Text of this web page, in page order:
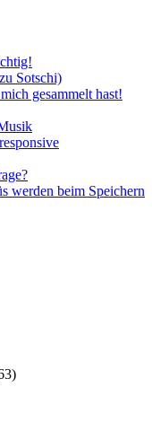
Sotschi)
gesammelt hast!
werden beim Speichern